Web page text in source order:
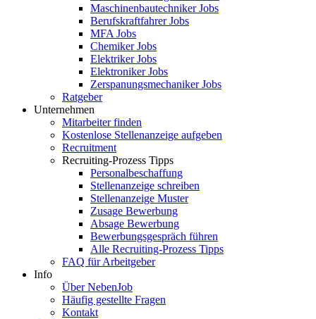
Maschinenbautechniker Jobs
Berufskraftfahrer Jobs
MFA Jobs
Chemiker Jobs
Elektriker Jobs
Elektroniker Jobs
Zerspanungsmechaniker Jobs
Ratgeber
Unternehmen
Mitarbeiter finden
Kostenlose Stellenanzeige aufgeben
Recruitment
Recruiting-Prozess Tipps
Personalbeschaffung
Stellenanzeige schreiben
Stellenanzeige Muster
Zusage Bewerbung
Absage Bewerbung
Bewerbungsgespräch führen
Alle Recruiting-Prozess Tipps
FAQ für Arbeitgeber
Info
Über NebenJob
Häufig gestellte Fragen
Kontakt